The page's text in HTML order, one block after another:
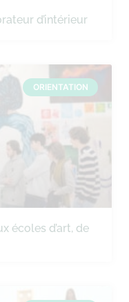
d’intérieur
ORIENTATION
écoles d’art, de